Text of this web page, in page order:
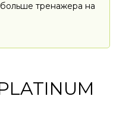
тренажера на